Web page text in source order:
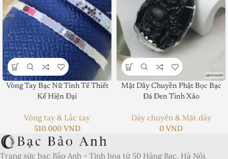
Product SKU:
Product Currency:
Price Valid Until:
Vòng Tay Bạc Nữ Tinh Tế Thiết
Kế Hiện Đại
Vòng tay & Lắc tay
510.000 VND
Mặt Dây Chuyền Phật Bọc Bạc
Đá Đen Tinh Xảo
Dây chuyền & Mặt dây
0 VND
Trang sức bạc Bảo Anh - Tinh hoa từ 50 Hàng Bạc, Hà Nội.